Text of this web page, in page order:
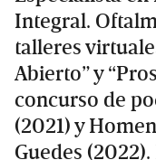
Integral.
talleres
Abierto” y
concurso de
(2021) y
Guedes